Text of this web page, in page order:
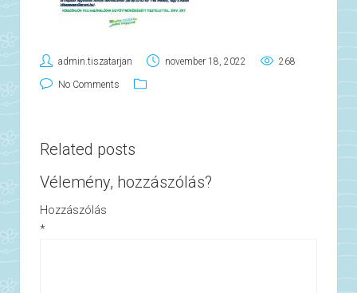
admin.tiszatarjan november 18, 2022 268
No Comments
Related posts
Vélemény, hozzászólás?
Hozzászólás
*